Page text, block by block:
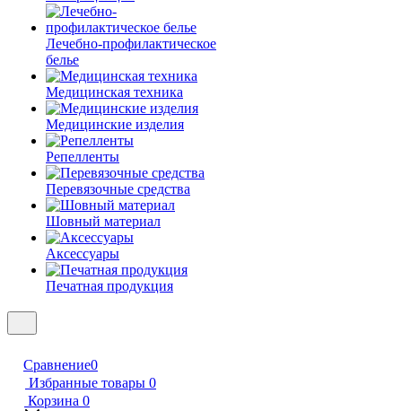
Лечебно-профилактическое
белье
Медицинская техника
Медицинские изделия
Репелленты
Перевязочные средства
Шовный материал
Аксессуары
Печатная продукция
Сравнение0
Избранные товары 0
Корзина 0